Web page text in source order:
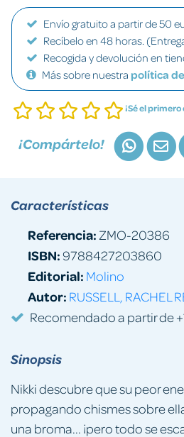
Envío gratuito a partir de 50
Recíbelo en 48 horas.
Recogida y devolución en
Más sobre nuestra política
¡Sé el
¡Compártelo!
Sinopsis
Nikki descubre que su peor
propagando chismes sobre
una broma... ¡pero todo se
Características
Referencia: ZMO-20386
ISBN:9788427203860
Editorial: Molino
Autor: RUSSELL, RACHEL
Recomendado a partir de